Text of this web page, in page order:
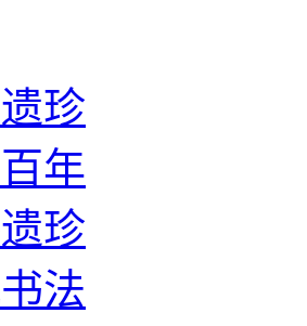
珍
年
珍
法